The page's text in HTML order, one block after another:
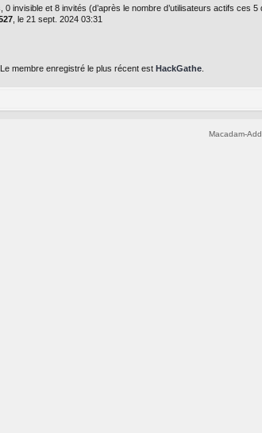
invisible et 8 invités (d’après le nombre d’utilisateurs actifs ces 5
, le 21 sept. 2024 03:31
membre enregistré le plus récent est HackGathe
Macadam-